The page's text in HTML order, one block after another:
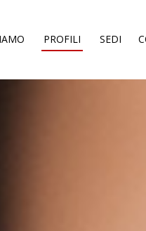
PROFILI SEDI